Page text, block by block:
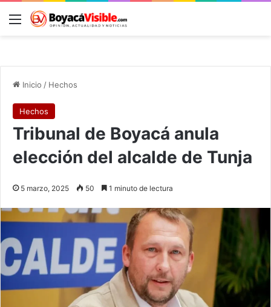
Menú
Inicio / Hechos
Hechos
Tribunal de Boyacá anula
elección del alcalde de Tunja
5 marzo, 2025 50 1 minuto de lectura